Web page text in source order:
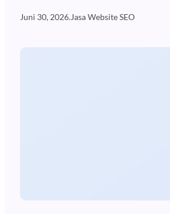
Juni 30, 2026.Jasa Website SEO